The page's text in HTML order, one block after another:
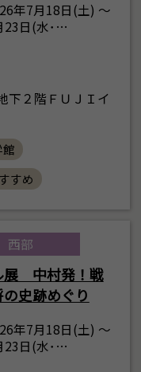
年7月18日(土) ～
23日(水･…
下２階ＦＵＪＩイ
すめ
西部
展 中村発！戦
史跡めぐり
年7月18日(土) ～
23日(水･…